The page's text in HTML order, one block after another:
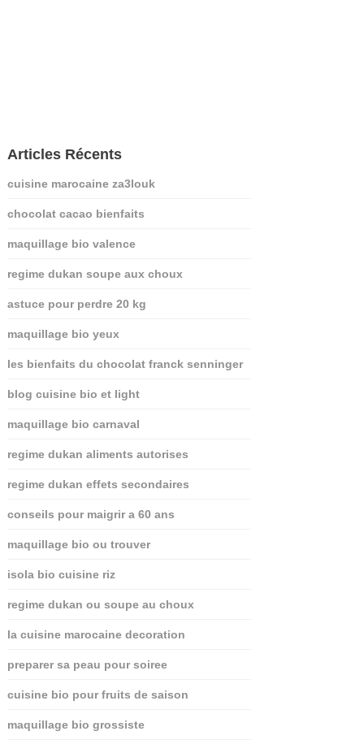
Articles Récents
cuisine marocaine za3louk
chocolat cacao bienfaits
maquillage bio valence
regime dukan soupe aux choux
astuce pour perdre 20 kg
maquillage bio yeux
les bienfaits du chocolat franck senninger
blog cuisine bio et light
maquillage bio carnaval
regime dukan aliments autorises
regime dukan effets secondaires
conseils pour maigrir a 60 ans
maquillage bio ou trouver
isola bio cuisine riz
regime dukan ou soupe au choux
la cuisine marocaine decoration
preparer sa peau pour soiree
cuisine bio pour fruits de saison
maquillage bio grossiste